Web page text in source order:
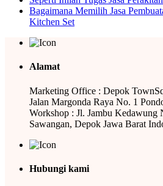
Bagaimana Memilih Jasa
Kitchen Set
Alamat
Marketing Office : Depok
Jalan Margonda Raya No. 1
Workshop : Jl. Jambu Kedawung
Sawangan, Depok Jawa Barat
Hubungi kami